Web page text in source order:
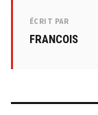
ÉCRIT PAR
FRANCOIS